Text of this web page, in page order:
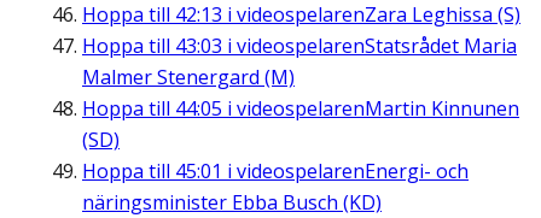
Hoppa till 42:13 i videospelarenZara Leghissa (S)
Hoppa till 43:03 i videospelarenStatsrådet Maria
Malmer Stenergard (M)
Hoppa till 44:05 i videospelarenMartin Kinnunen
(SD)
Hoppa till 45:01 i videospelarenEnergi- och
näringsminister Ebba Busch (KD)